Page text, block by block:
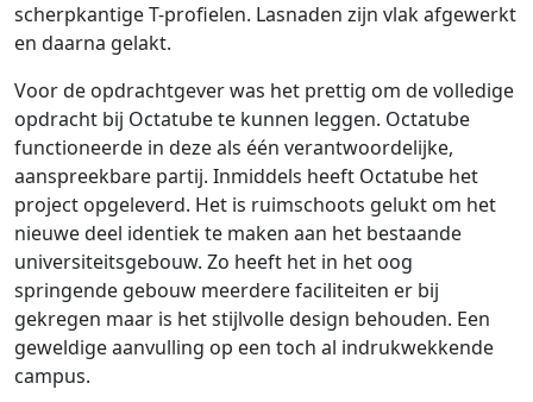
scherpkantige T-profielen. Lasnaden zijn vlak afgewerkt
en daarna gelakt.
Voor de opdrachtgever was het prettig om de volledige
opdracht bij Octatube te kunnen leggen. Octatube
functioneerde in deze als één verantwoordelijke,
aanspreekbare partij. Inmiddels heeft Octatube het
project opgeleverd. Het is ruimschoots gelukt om het
nieuwe deel identiek te maken aan het bestaande
universiteitsgebouw. Zo heeft het in het oog
springende gebouw meerdere faciliteiten er bij
gekregen maar is het stijlvolle design behouden. Een
geweldige aanvulling op een toch al indrukwekkende
campus.